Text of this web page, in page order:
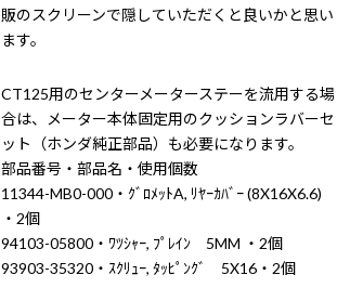
販のスクリーンで隠していただくと良いかと思い
ます。
CT125用のセンターメーターステーを流用する場
合は、メーター本体固定用のクッションラバーセ
ット（ホンダ純正部品）も必要になります。
部品番号・部品名・使用個数
11344-MB0-000・ｸﾞﾛﾒｯﾄA, ﾘﾔｰｶﾊﾞｰ (8X16X6.6)
・2個
94103-05800・ﾜﾂｼｬｰ, ﾌﾟﾚｲﾝ 5MM ・2個
93903-35320・ｽｸﾘｭｰ, ﾀｯﾋﾟﾝｸﾞ 5X16・2個